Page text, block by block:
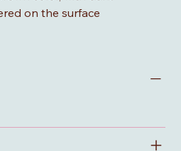
on the surface